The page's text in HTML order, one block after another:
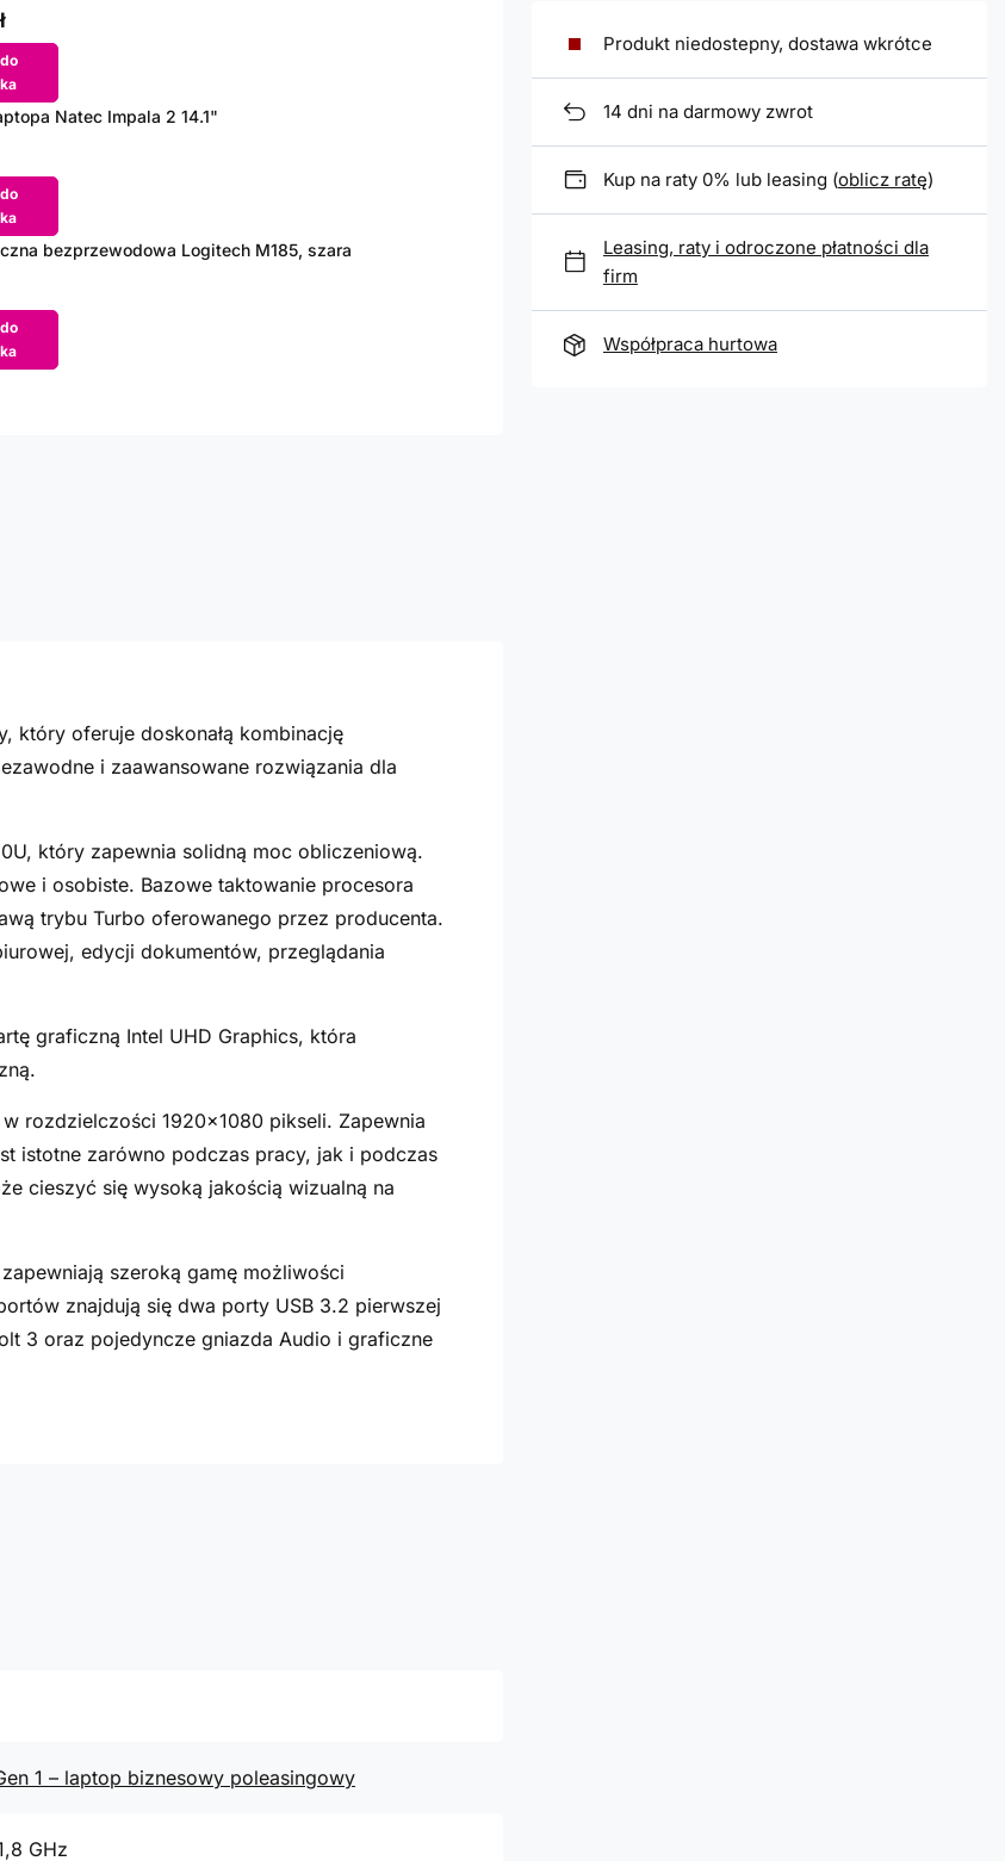
Natec Impala 2 14.1"
bezprzewodowa Logitech M185, szara
Produkt niedostepny, dostawa wkrótce
14 dni na darmowy zwrot
Kup na raty 0% lub leasing (oblicz ratę)
Leasing, raty i odroczone płatności dla
firm
Współpraca hurtowa
który oferuje doskonałą kombinację
i zaawansowane rozwiązania dla
który zapewnia solidną moc obliczeniową.
i osobiste. Bazowe taktowanie procesora
trybu Turbo oferowanego przez producenta.
edycji dokumentów, przeglądania
graficzną Intel UHD Graphics, która
rozdzielczości 1920x1080 pikseli. Zapewnia
istotne zarówno podczas pracy, jak i podczas
cieszyć się wysoką jakością wizualną na
szeroką gamę możliwości
znajdują się dwa porty USB 3.2 pierwszej
3 oraz pojedyncze gniazda Audio i graficzne
1 – laptop biznesowy poleasingowy
GHz